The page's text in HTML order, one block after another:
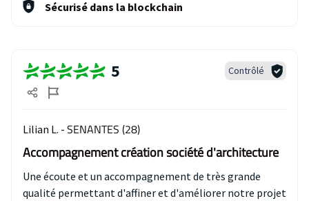
Sécurisé dans la blockchain
5 Contrôlé
Lilian L. - SENANTES (28)
Accompagnement création société d'architecture
Une écoute et un accompagnement de très grande
qualité permettant d'affiner et d'améliorer notre projet